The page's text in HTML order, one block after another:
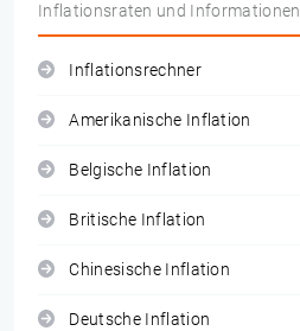
Inflationsraten und Informationen
Inflationsrechner
Amerikanische Inflation
Belgische Inflation
Britische Inflation
Chinesische Inflation
Deutsche Inflation